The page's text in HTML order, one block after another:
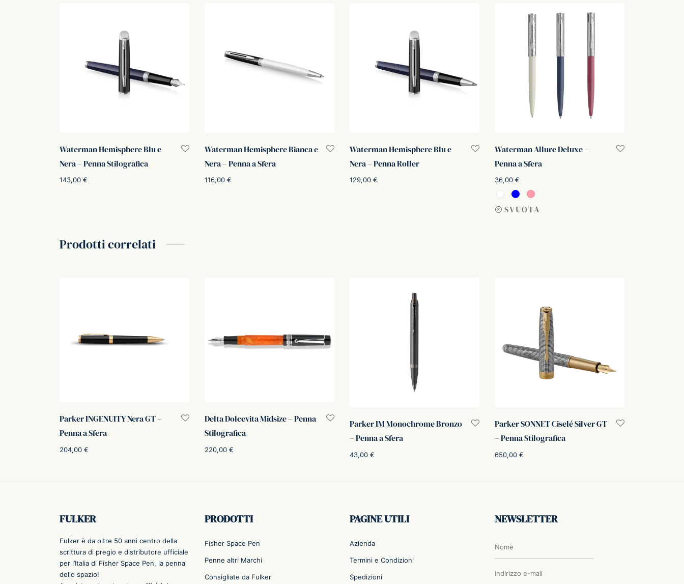
Waterman Hemisphere Blu e
Nera – Penna Stilografica
143,00 €
Waterman Hemisphere Bianca e
Nera – Penna a Sfera
116,00 €
Waterman Hemisphere Blu e
Nera – Penna Roller
129,00 €
Waterman Allure Deluxe –
Penna a Sfera
36,00 €
Scegli
SVUOTA
Prodotti correlati
Parker INGENUITY Nera GT –
Penna a Sfera
204,00 €
Delta Dolcevita Midsize – Penna
Stilografica
220,00 €
Parker IM Monochrome Bronzo
– Penna a Sfera
43,00 €
Parker SONNET Ciselé Silver GT
– Penna Stilografica
650,00 €
FULKER
Fulker è da oltre 50 anni centro della
scrittura di pregio e distributore ufficiale
per l’Italia di Fisher Space Pen, la penna
dello spazio!
PRODOTTI
Fisher Space Pen
Penne altri Marchi
Consigliate da Fulker
PAGINE UTILI
Azienda
Termini e Condizioni
Spedizioni
NEWSLETTER